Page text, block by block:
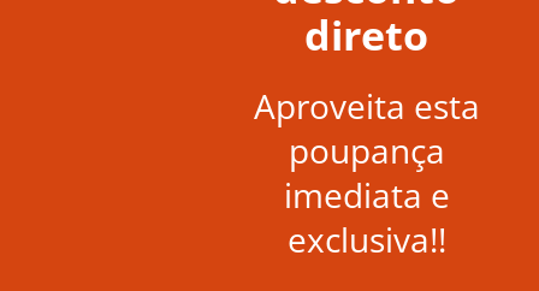
direto
Aproveita esta
poupança
imediata e
exclusiva!!